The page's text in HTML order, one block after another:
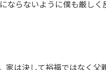
ならないように僕も厳しく
家は決して裕福ではなく父